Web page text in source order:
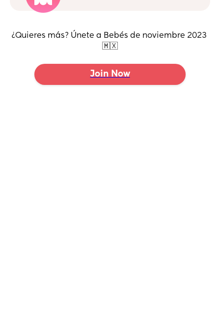
todo lo que me voy a perder 😞
¿Quieres más? Únete a Bebés de noviembre 2023
🇲🇽
Join Now